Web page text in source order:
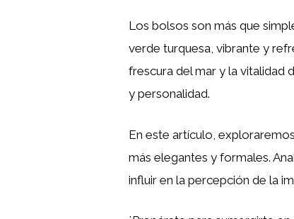
Los bolsos son más que
verde turquesa, vibrante y
frescura del mar y la vitalidad
y personalidad.
En este artículo,
más elegantes y formales.
influir en la percepción de la